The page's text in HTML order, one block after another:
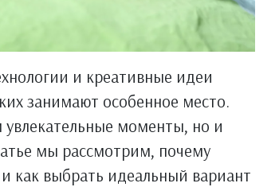
и креативные идеи
занимают особенное место.
моменты, но и
мы рассмотрим, почему
как выбрать идеальный вариант